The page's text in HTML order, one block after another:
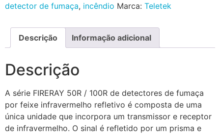
detector de fumaça, incêndio Marca: Teletek
Descrição Informação adicional
Descrição
A série FIRERAY 50R / 100R de detectores de fumaça
por feixe infravermelho refletivo é composta de uma
única unidade que incorpora um transmissor e receptor
de infravermelho. O sinal é refletido por um prisma e